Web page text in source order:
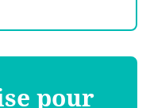
pour